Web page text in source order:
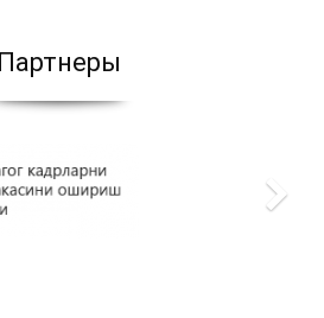
Партнеры